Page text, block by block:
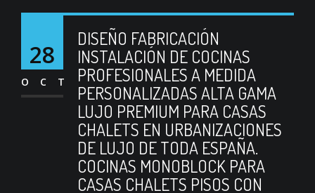
28
OCT
DISEÑO FABRICACIÓN
INSTALACIÓN DE COCINAS
PROFESIONALES A MEDIDA
PERSONALIZADAS ALTA GAMA
LUJO PREMIUM PARA CASAS
CHALETS EN URBANIZACIONES
DE LUJO DE TODA ESPAÑA.
COCINAS MONOBLOCK PARA
CASAS CHALETS PISOS CON